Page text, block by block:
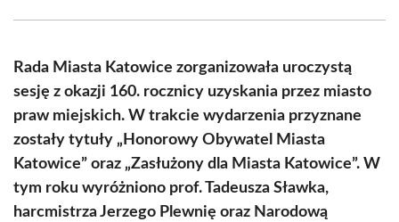
(Twitter)
Rada Miasta Katowice zorganizowała uroczystą
sesję z okazji 160. rocznicy uzyskania przez miasto
praw miejskich. W trakcie wydarzenia przyznane
zostały tytuły „Honorowy Obywatel Miasta
Katowice” oraz „Zasłużony dla Miasta Katowice”. W
tym roku wyróżniono prof. Tadeusza Sławka,
harcmistrza Jerzego Plewnię oraz Narodową